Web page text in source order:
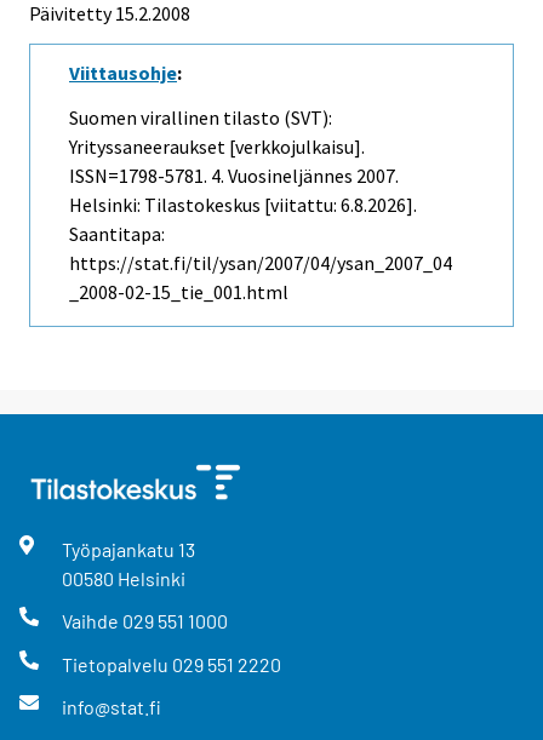
Päivitetty15.2.2008
Viittausohje:
Suomen virallinen tilasto (SVT):
Yrityssaneeraukset [verkkojulkaisu].
ISSN=1798-5781. 4. Vuosineljännes 2007.
Helsinki: Tilastokeskus [viitattu: 6.8.2026].
Saantitapa:
https://stat.fi/til/ysan/2007/04/ysan_2007_04
_2008-02-15_tie_001.html
Työpajankatu 13
00580 Helsinki
Vaihde 029 551 1000
Tietopalvelu 029 551 2220
info@stat.fi